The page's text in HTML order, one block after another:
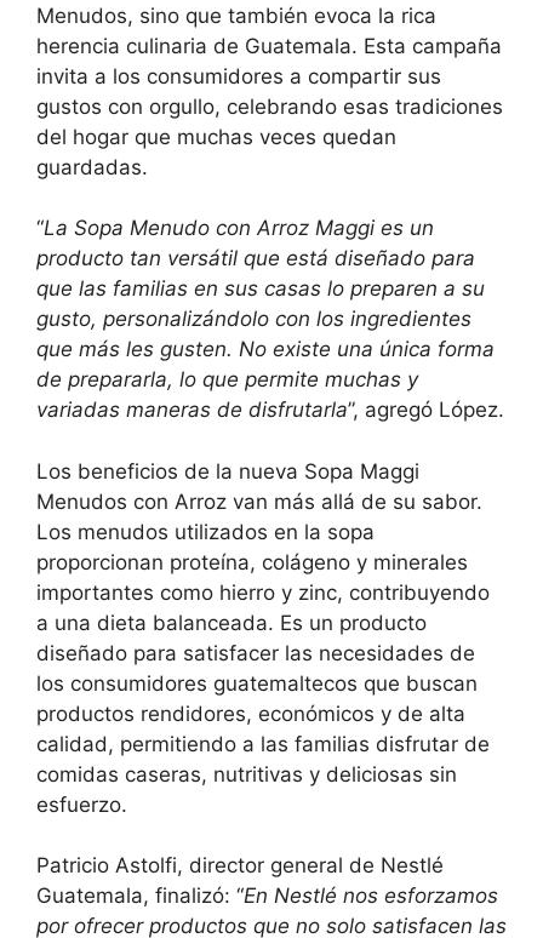
Menudos, sino que también evoca la rica
herencia culinaria de Guatemala. Esta campaña
invita a los consumidores a compartir sus
gustos con orgullo, celebrando esas tradiciones
del hogar que muchas veces quedan
guardadas.
“La Sopa Menudo con Arroz Maggi es un
producto tan versátil que está diseñado para
que las familias en sus casas lo preparen a su
gusto, personalizándolo con los ingredientes
que más les gusten. No existe una única forma
de prepararla, lo que permite muchas y
variadas maneras de disfrutarla”, agregó López.
Los beneficios de la nueva Sopa Maggi
Menudos con Arroz van más allá de su sabor.
Los menudos utilizados en la sopa
proporcionan proteína, colágeno y minerales
importantes como hierro y zinc, contribuyendo
a una dieta balanceada. Es un producto
diseñado para satisfacer las necesidades de
los consumidores guatemaltecos que buscan
productos rendidores, económicos y de alta
calidad, permitiendo a las familias disfrutar de
comidas caseras, nutritivas y deliciosas sin
esfuerzo.
Patricio Astolfi, director general de Nestlé
Guatemala, finalizó: “En Nestlé nos esforzamos
por ofrecer productos que no solo satisfacen las